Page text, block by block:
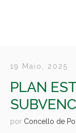
19 Maio, 2025
PLAN
por Concello de